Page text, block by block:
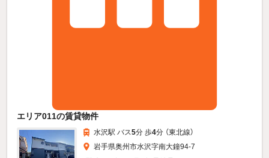
エリア011の賃貸物件
水沢駅 バス5分 歩4分 （東北線）
岩手県奥州市水沢字南大鐘94-7